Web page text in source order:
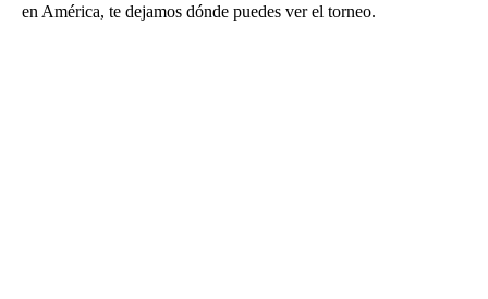
en América, te dejamos dónde puedes ver el torneo.